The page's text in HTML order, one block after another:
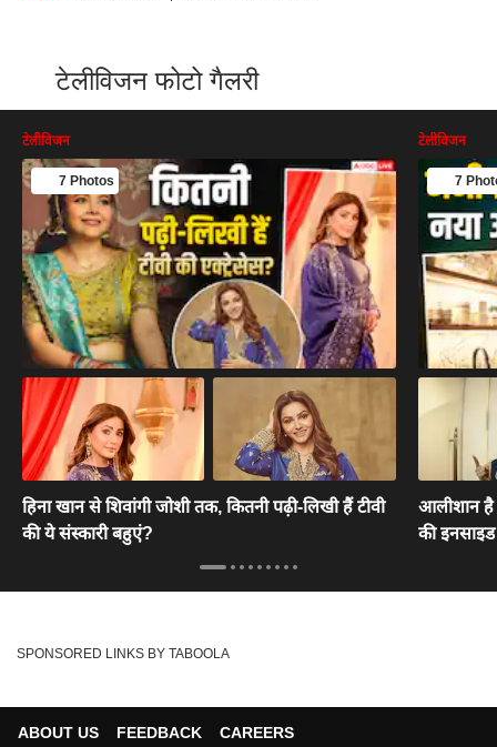
टेलीविजन फोटो गैलरी
टेलीविजन
7 Photos
हिना खान से शिवांगी जोशी तक, कितनी पढ़ी-लिखी हैं टीवी
की ये संस्कारी बहुएं?
टेलीविजन
7
आलीशान है
की
SPONSORED LINKS BY TABOOLA
ABOUT US FEEDBACK CAREERS